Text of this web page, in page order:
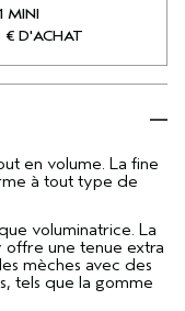
MINI
€ D'ACHAT
en volume. La fine
à tout type de
voluminatrice. La
une tenue extra
mèches avec des
tels que la gomme